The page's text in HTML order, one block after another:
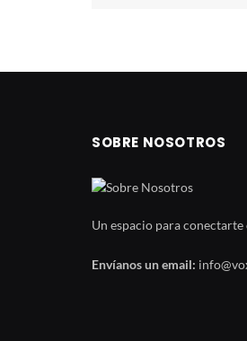
SOBRE NOSOTROS
Un espacio para conectarte
Envíanos un email: